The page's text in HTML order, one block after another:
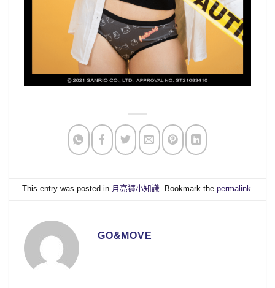
This entry was posted in 月亮褲小知識. Bookmark the permalink.
GO&MOVE